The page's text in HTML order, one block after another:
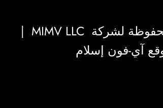
MIMV LLC
|
آي-فون إسلام